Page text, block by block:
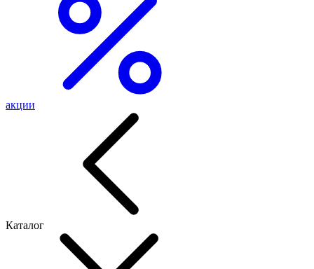
акции
Каталог